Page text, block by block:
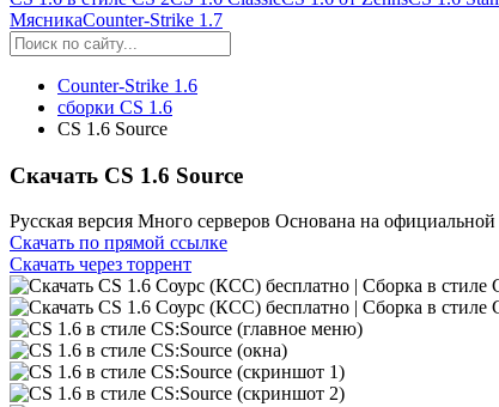
МясникаCounter-Strike 1.7
Counter-Strike 1.6
cборки CS 1.6
CS 1.6 Source
Скачать CS 1.6 Source
Русская версия Много серверов Основана на официальной
Скачать по прямой ссылке
Скачать через торрент